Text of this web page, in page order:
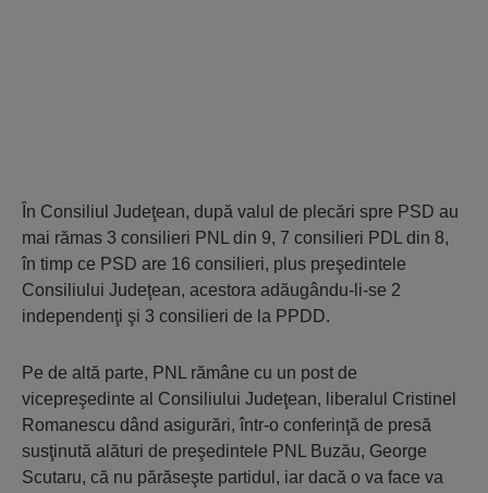
În Consiliul Judeţean, după valul de plecări spre PSD au
mai rămas 3 consilieri PNL din 9, 7 consilieri PDL din 8,
în timp ce PSD are 16 consilieri, plus preşedintele
Consiliului Judeţean, acestora adăugându-li-se 2
independenţi şi 3 consilieri de la PPDD.
Pe de altă parte, PNL rămâne cu un post de
vicepreşedinte al Consiliului Judeţean, liberalul Cristinel
Romanescu dând asigurări, într-o conferinţă de presă
susţinută alături de preşedintele PNL Buzău, George
Scutaru, că nu părăseşte partidul, iar dacă o va face va